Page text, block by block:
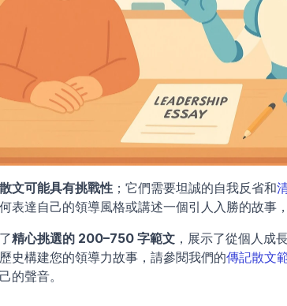
文可能具有挑戰性 ；它們需要坦誠的自我反省和
表達自己的領導風格或講述一個引人入勝的故事
精心挑選的 200–750 字範文 ，展示了從個人成
史構建您的領導力故事，請參閱我們的傳記散文
的聲音。